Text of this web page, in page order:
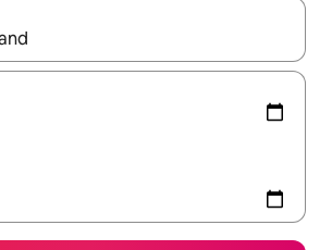
s'affichent, utilisez les flèches vers le